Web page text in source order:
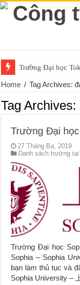
Trường Đại học
Home / Tag Archives:
Tag Archives:
Trường Đại
27 Tháng Ba, 2019
Danh sách trường
Trường Đại học
Sophia – Sophia
bạn làm thủ tục và
Sophia University